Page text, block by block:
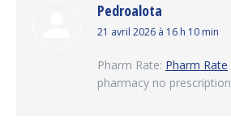
Pedroalota
dit
21 avril 2026 à 16 h 10 min
Pharm Rate: Pharm Rate
pharmacy no prescription